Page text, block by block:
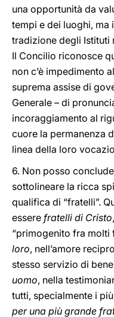
una opportunità da
tempi e dei luoghi, ma
tradizione degli Istituti
Il Concilio riconosce
non c’è impedimento
suprema assise di
Generale – di
incoraggiamento al
cuore la permanenza
linea della loro
6. Non posso
sottolineare la ricca
qualifica di “fratelli”.
essere fratelli di Cristo
“primogenito fra molti
loro, nell’amore
stesso servizio di
uomo, nella
tutti, specialmente i
per una più grande